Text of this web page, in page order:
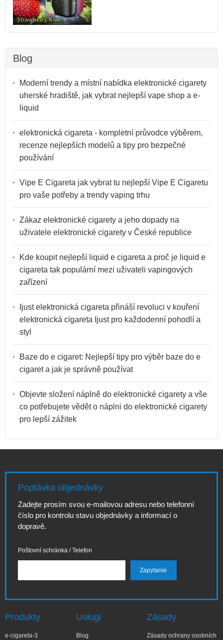
Blog
Moderní trendy a místní nabídka elektronické cigarety
uherské hradiště, jak vybrat nejlepší vape shop a e-
liquid
elektronická cigareta - kompletní průvodce výběrem,
recenze nejlepších modelů a tipy pro bezpečné
používání
Vipe E Cigareta jak vybrat tu nejlepší Vipe E Cigaretu
pro vaše potřeby a trendy vaping trhu
Zákaz elektronické cigarety a jeho dopady na
uživatele elektronické cigarety v České republice
Kde koupit nejlepší liquid e cigareta a proč je liquid e
cigareta tak populární mezi uživateli vapingových
zařízení
Ijust elektronická cigareta přináší revoluci v kouření
elektronická cigareta Ijust pro každodenní pohodlí a
styl
Baze do e cigaret: Nejlepší tipy pro výběr baze do e
cigaret a jak je správně používat
Objevte složení náplně do elektronické cigarety a vše
co potřebujete vědět o náplni do elektronické cigarety
pro lepší zážitek
Poptávka objednávky
Zadejte prosím svou e-mailovou adresu nebo telefonní
číslo pro kontrolu stavu objednávky a informací o
dopravě.
Poštovní schránka / Telefon
Produkty
e-cigareta-3
Usługi
Blog
Zásady
Zásady ochrany osobních